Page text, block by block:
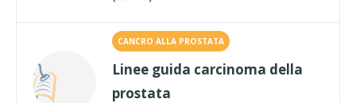
CANCRO ALLA PROSTATA
Linee guida carcinoma della
prostata